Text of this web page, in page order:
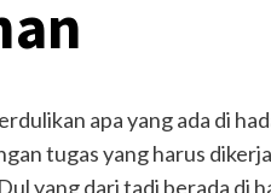
apa yang ada di
tugas yang harus
yang dari tadi berada di